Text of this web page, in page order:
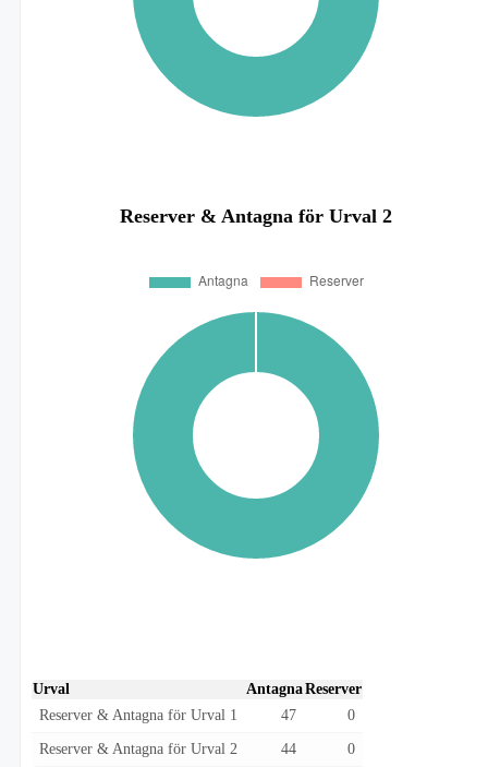
Reserver & Antagna för Urval 2
Urval AntagnaReserver
Reserver & Antagna för Urval 1
47 0
Reserver & Antagna för Urval 2 44 0